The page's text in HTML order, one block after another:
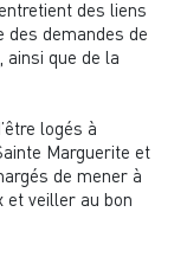
des liens
des demandes de
que de la
logés à
Marguerite et
de mener à
et veiller au bon